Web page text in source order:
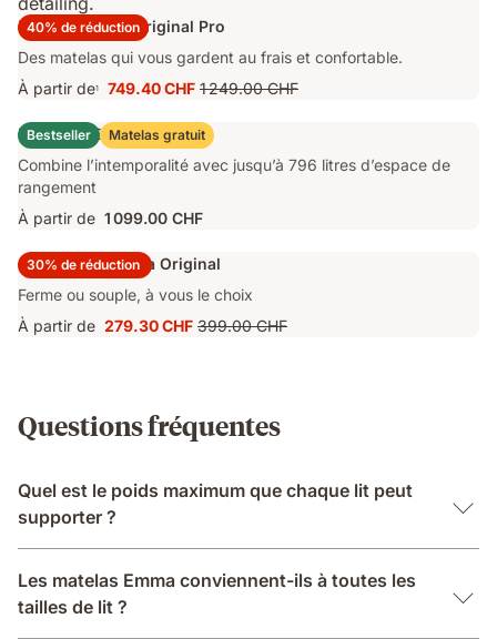
40% de réduction
Matelas Emma Original Pro
Des matelas qui vous gardent au frais et confortable.
À partir de1
Prix
749.40 CHF
749.40 CHF Prix
d'origine
1 249.00 CHF
1 249.00 CHF
Bestseller Matelas gratuit
Lit Coffre Emma Original
Combine l’intemporalité avec jusqu’à 796 litres d’espace de
rangement
À partir de 1 099.00 CHF
30% de réduction
Surmatelas Emma Original
Ferme ou souple, à vous le choix
À partir de Prix
279.30 CHF Prix
399.00 CHF
Questions fréquentes
Quel est le poids maximum que chaque lit peut
supporter ?
Les matelas Emma conviennent-ils à toutes les
tailles de lit ?